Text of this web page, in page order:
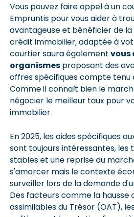
Vous pouvez faire appel à un
Empruntis pour vous aider à
avantageuse et bénéficier de
crédit immobilier, adaptée à
courtier saura également vous
organismes proposant des
offres spécifiques compte tenu
Comme il connaît bien le
négocier le meilleur taux pour
immobilier.
En 2025, les aides spécifiques
sont toujours intéressantes, les
stables et une reprise du
s'amorcer mais le contexte
surveiller lors de la demande
Des facteurs comme la hausse
assimilables du Trésor (OAT),